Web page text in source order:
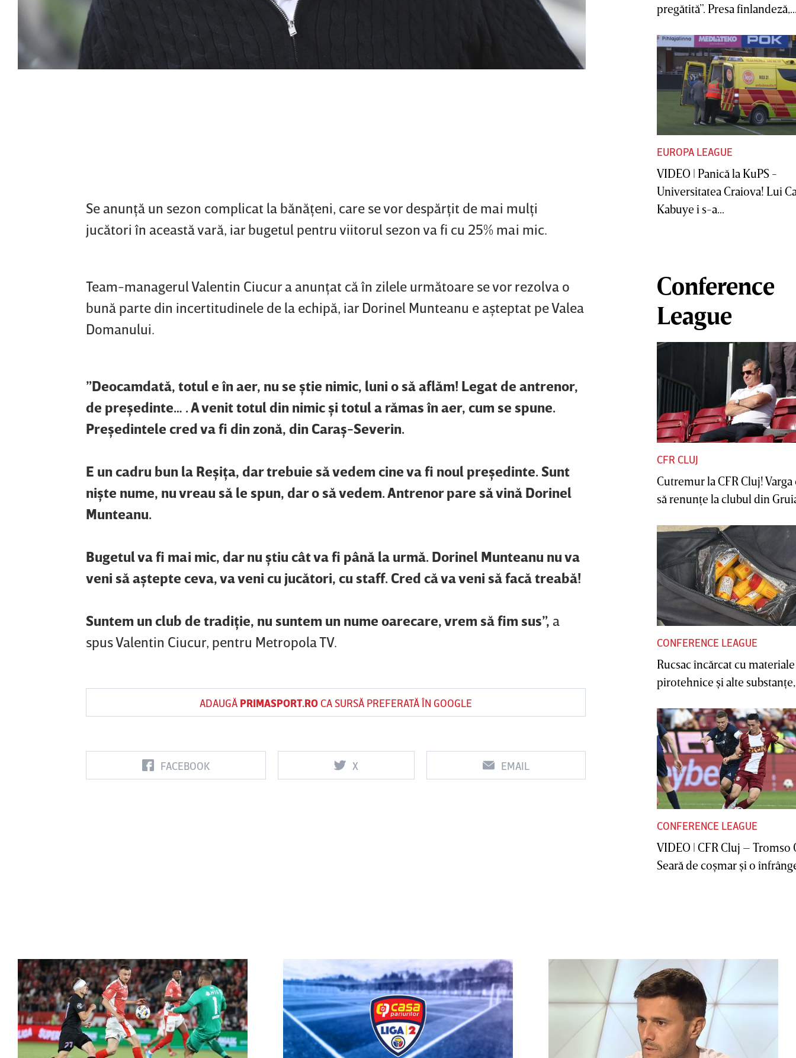
Se anunţă un sezon complicat la bănăţeni, care se vor despărţit de mai mulţi
jucători în această vară, iar bugetul pentru viitorul sezon va fi cu 25% mai mic.
Team-managerul Valentin Ciucur a anunţat că în zilele următoare se vor rezolva o
bună parte din incertitudinele de la echipă, iar Dorinel Munteanu e aşteptat pe Valea
Domanului.
”Deocamdată, totul e în aer, nu se ştie nimic, luni o să aflăm! Legat de antrenor,
de preşedinte… . A venit totul din nimic şi totul a rămas în aer, cum se spune.
Preşedintele cred va fi din zonă, din Caraş-Severin.
E un cadru bun la Reşiţa, dar trebuie să vedem cine va fi noul preşedinte. Sunt
nişte nume, nu vreau să le spun, dar o să vedem. Antrenor pare să vină Dorinel
Munteanu.
Bugetul va fi mai mic, dar nu ştiu cât va fi până la urmă. Dorinel Munteanu nu va
veni să aştepte ceva, va veni cu jucători, cu staff. Cred că va veni să facă treabă!
Suntem un club de tradiţie, nu suntem un nume oarecare, vrem să fim sus”, a
spus Valentin Ciucur, pentru Metropola TV.
ADAUGĂ PRIMASPORT.ROCA SURSĂ PREFERATĂ ÎN GOOGLE
FACEBOOK X EMAIL
pregătită”. Presa
EUROPA LEAGUE
VIDEO | Panică la KuPS -
Universitatea Craiova! Lui
Kabuye i s-a...
Conference
League
CFR CLUJ
Cutremur la CFR Cluj! Varga
să renunţe la clubul din
CONFERENCE LEAGUE
Rucsac încărcat cu materiale
pirotehnice şi alte substanţe,
CONFERENCE LEAGUE
VIDEO | CFR Cluj – Tromso
Seară de coşmar şi o